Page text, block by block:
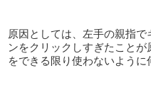
原因としては、左手の親指
ンをクリックしすぎたこと
をできる限り使わないように